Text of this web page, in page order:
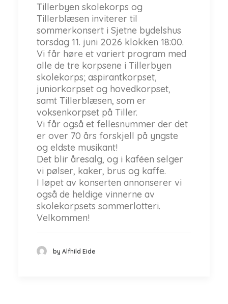
Tillerbyen skolekorps og
Tillerblæsen inviterer til
sommerkonsert i Sjetne bydelshus
torsdag 11. juni 2026 klokken 18:00.
Vi får høre et variert program med
alle de tre korpsene i Tillerbyen
skolekorps; aspirantkorpset,
juniorkorpset og hovedkorpset,
samt Tillerblæsen, som er
voksenkorpset på Tiller.
Vi får også et fellesnummer der det
er over 70 års forskjell på yngste
og eldste musikant!
Det blir åresalg, og i kaféen selger
vi pølser, kaker, brus og kaffe.
I løpet av konserten annonserer vi
også de heldige vinnerne av
skolekorpsets sommerlotteri.
Velkommen!
by Alfhild Eide